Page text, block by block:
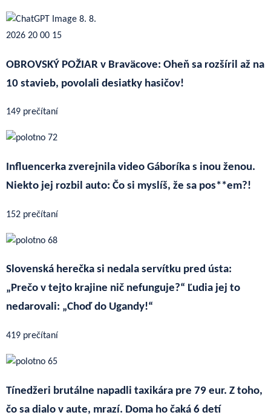
OBROVSKÝ POŽIAR v Braväcove: Oheň sa rozšíril až na
10 stavieb, povolali desiatky hasičov!
149 prečítaní
Influencerka zverejnila video Gáboríka s inou ženou.
Niekto jej rozbil auto: Čo si myslíš, že sa pos**em?!
152 prečítaní
Slovenská herečka si nedala servítku pred ústa:
„Prečo v tejto krajine nič nefunguje?“ Ľudia jej to
nedarovali: „Choď do Ugandy!“
419 prečítaní
Tínedžeri brutálne napadli taxikára pre 79 eur. Z toho,
čo sa dialo v aute, mrazí. Doma ho čaká 6 detí